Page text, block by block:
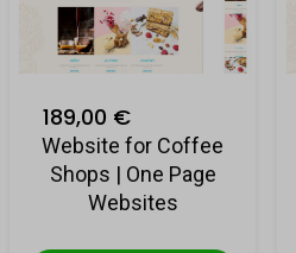
189,00 €
Website for Coffee
Shops | One Page
Websites